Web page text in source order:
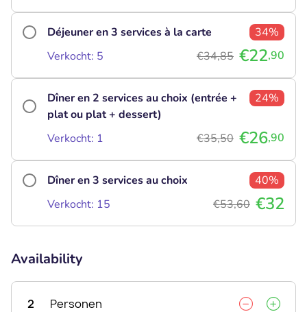
Déjeuner en 3 services à la carte
34%
Verkocht: 5
€34,85 €22,90
Dîner en 2 services au choix (entrée +
plat ou plat + dessert)
24%
Verkocht: 1 €35,50 €26,90
Dîner en 3 services au choix
40%
Verkocht: 15
€53,60 €32
Availability
2 Personen